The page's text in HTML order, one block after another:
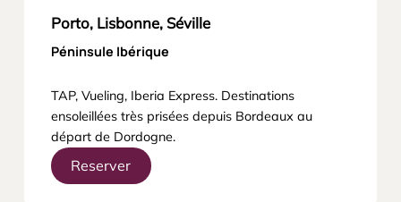
Porto, Lisbonne, Séville
Péninsule Ibérique
TAP, Vueling, Iberia Express. Destinations
ensoleillées très prisées depuis Bordeaux au
départ de Dordogne.
Reserver